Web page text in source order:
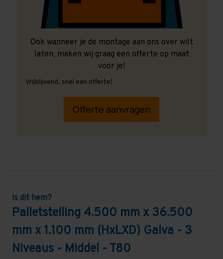
Ook wanneer je de montage aan ons over wilt
laten, maken wij graag een offerte op maat
voor je!
Vrijblijvend, snel een offerte!
Offerte aanvragen
Is dit hem?
Palletstelling 4.500 mm x 36.500
mm x 1.100 mm (HxLXD) Galva - 3
Niveaus - Middel - T80